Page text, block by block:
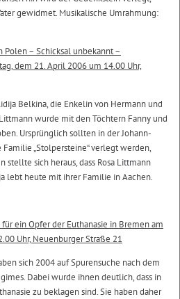
gewidmet. Musikalische Umrahmung:
Polen – Schicksal unbekannt –
dem 21. April 2006 um 14.00 Uhr,
Belkina, die Enkelin von Hermann und
wurde mit den Töchtern Fanny und
Ursprünglich sollten in der Johann-
„Stolpersteine“ verlegt werden,
stellte sich heraus, dass Rosa Littmann
lebt heute mit ihrer Familie in Aachen.
ein Opfer der Euthanasie in Bremen am
Uhr, Neuenburger Straße 21
sich 2004 auf Spurensuche nach dem
Dabei wurde ihnen deutlich, dass in
zu beklagen sind. Sie haben daher